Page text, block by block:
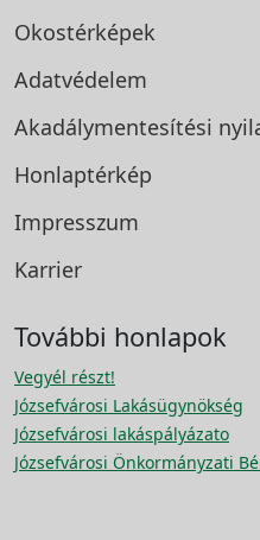
Okostérképek
Adatvédelem
Akadálymentesítési
Honlaptérkép
Impresszum
Karrier
További honlapok
Vegyél részt!
Józsefvárosi Lakásügynökség
Józsefvárosi lakáspályázato
Józsefvárosi Önkormányzati